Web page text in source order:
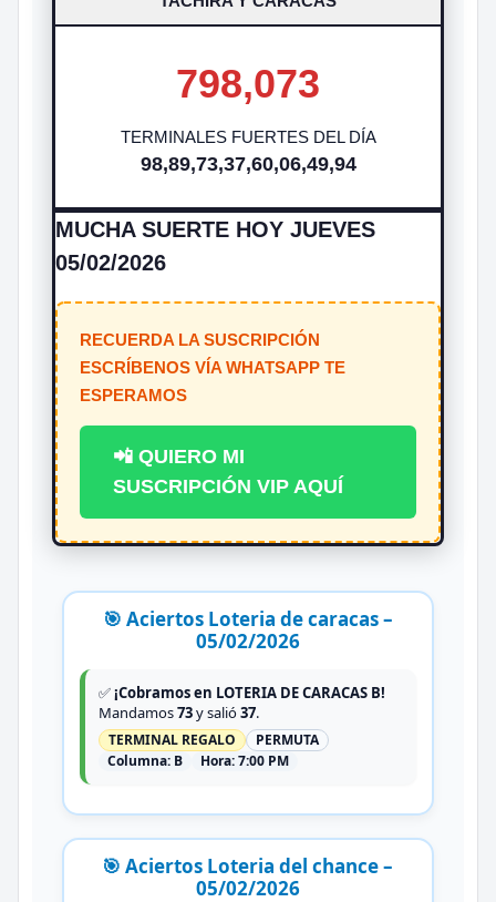
798,073
TERMINALES FUERTES DEL DÍA
98,89,73,37,60,06,49,94
MUCHA SUERTE HOY JUEVES
05/02/2026
RECUERDA LA SUSCRIPCIÓN
ESCRÍBENOS VÍA WHATSAPP TE
ESPERAMOS
📲 QUIERO MI
SUSCRIPCIÓN VIP AQUÍ
🎯 Aciertos Loteria de caracas –
05/02/2026
✅¡Cobramos en LOTERIA DE CARACAS B!
Mandamos73y salió37.
TERMINAL REGALO
PERMUTA
Columna: B Hora:7:00 PM
🎯 Aciertos Loteria del chance –
05/02/2026